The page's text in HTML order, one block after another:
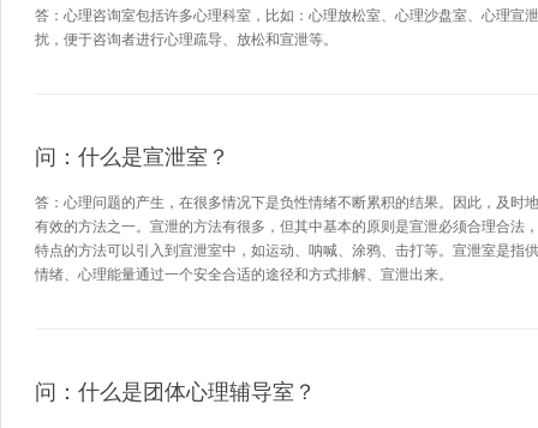
答：心理咨询室包括许多心理科室，比如：心理放松室、心理沙盘室、心理
扰，便于咨询者进行心理疏导、放松和宣泄等。
问：什么是宣泄室？
答：心理问题的产生，在很多情况下是负性情绪不断累积的结果。因此，及
有效的方法之一。宣泄的方法有很多，但其中基本的原则是宣泄必须合理合
特点的方法可以引入到宣泄室中，如运动、呐喊、涂鸦、击打等。宣泄室是
情绪、心理能量通过一个安全合适的途径和方式排解、宣泄出来。
问：什么是团体心理辅导室？